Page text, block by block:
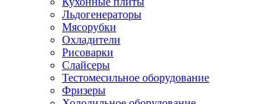
Льдогенераторы
Мясорубки
Охладители
Рисоварки
Слайсеры
Тестомесильное оборудование
Фризеры